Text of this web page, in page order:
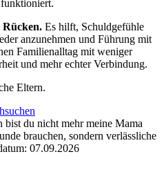
Rücken. Es hilft, Schuldgefühle
anzunehmen und Führung mit
Familienalltag mit weniger
und mehr echter Verbindung.
Eltern.
bist du nicht mehr meine Mama
brauchen, sondern verlässliche
07.09.2026